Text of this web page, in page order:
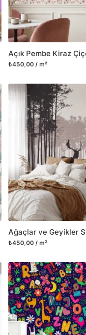
₺450,00 / m²
₺450,00 / m²